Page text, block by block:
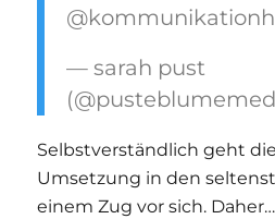
— sarah pust
Selbstverständlich geht
Umsetzung in den
einem Zug vor sich. Daher…